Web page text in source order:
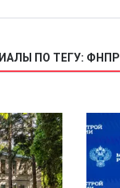
ПО ТЕГУ: ФНПР